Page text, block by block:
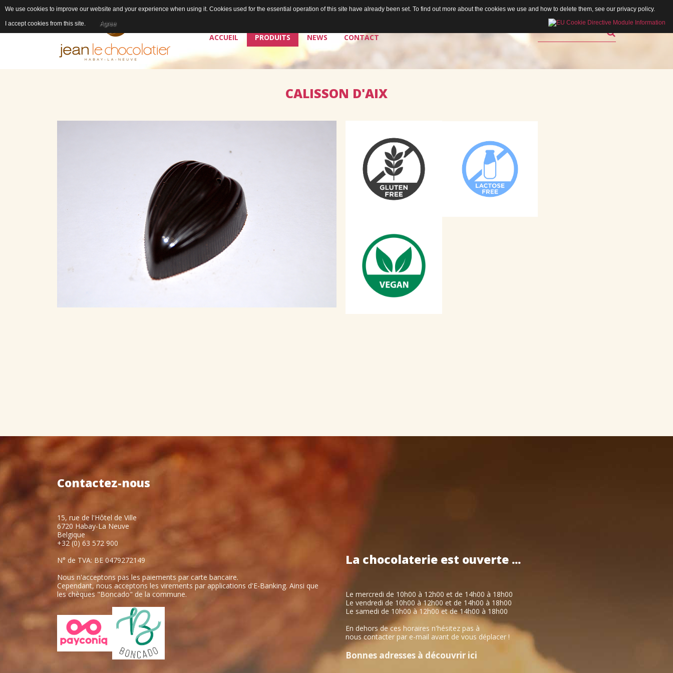
ACCUEIL PRODUITS
Les chocolats de Jean
NEWS CONTACT
Rechercher
CALISSON D'AIX
Contactez-nous
15, rue de l'Hôtel de Ville
6720 Habay-La Neuve
Belgique
+32 (0) 63 572 900
N° de TVA: BE 0479272149
Nous n'acceptons pas les paiements par carte bancaire.
Cependant, nous acceptons les virements par applications d'E-Banking. Ainsi que
les chèques "Boncado" de la commune.
La chocolaterie est ouverte ...
Le mercredi de 10h00 à 12h00 et de 14h00 à 18h00
Le vendredi de 10h00 à 12h00 et de 14h00 à 18h00
Le samedi de 10h00 à 12h00 et de 14h00 à 18h00
En dehors de ces horaires n'hésitez pas à
nous contacter par e-mail avant de vous déplacer !
Bonnes adresses à découvrir ici
We use cookies to improve our website and your experience when using it. Cookies used for the essential operation of this site have already been set. To find out more about the cookies we use and how to delete them, see our privacy policy.
I accept cookies from this site. Agree